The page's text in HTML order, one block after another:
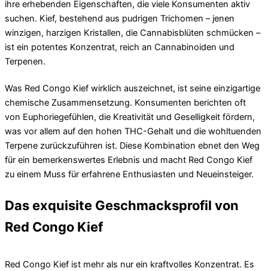
ihre erhebenden Eigenschaften, die viele Konsumenten aktiv
suchen. Kief, bestehend aus pudrigen Trichomen – jenen
winzigen, harzigen Kristallen, die Cannabisblüten schmücken –
ist ein potentes Konzentrat, reich an Cannabinoiden und
Terpenen.
Was Red Congo Kief wirklich auszeichnet, ist seine einzigartige
chemische Zusammensetzung. Konsumenten berichten oft
von Euphoriegefühlen, die Kreativität und Geselligkeit fördern,
was vor allem auf den hohen THC-Gehalt und die wohltuenden
Terpene zurückzuführen ist. Diese Kombination ebnet den Weg
für ein bemerkenswertes Erlebnis und macht Red Congo Kief
zu einem Muss für erfahrene Enthusiasten und Neueinsteiger.
Das exquisite Geschmacksprofil von
Red Congo Kief
Red Congo Kief ist mehr als nur ein kraftvolles Konzentrat. Es